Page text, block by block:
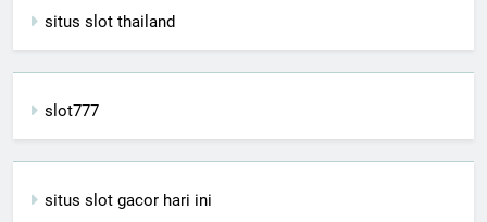
situs slot thailand
slot777
situs slot gacor hari ini